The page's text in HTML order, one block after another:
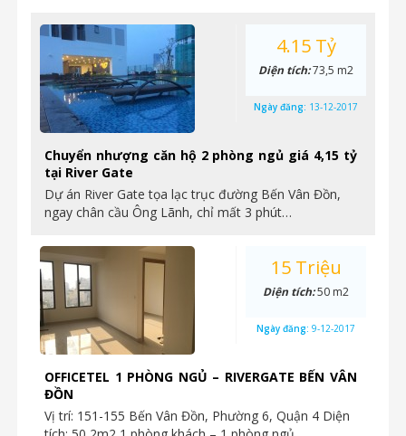
Chuyển nhượng căn hộ 2 phòng ngủ giá 4,15 tỷ
tại River Gate
Dự án River Gate tọa lạc trục đường Bến Vân Đồn,
ngay chân cầu Ông Lãnh, chỉ mất 3 phút…
4.15 Tỷ
Diện tích:73,5 m2
Ngày đăng: 13-12-2017
OFFICETEL 1 PHÒNG NGỦ – RIVERGATE BẾN VÂN
ĐỒN
Vị trí: 151-155 Bến Vân Đồn, Phường 6, Quận 4 Diện
15 Triệu
Diện tích:50 m2
Ngày đăng: 9-12-2017